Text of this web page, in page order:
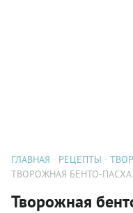
ГЛАВНАЯ РЕЦЕПТЫ
ТВОРОЖНАЯ БЕНТО-ПАСХА
Творожная